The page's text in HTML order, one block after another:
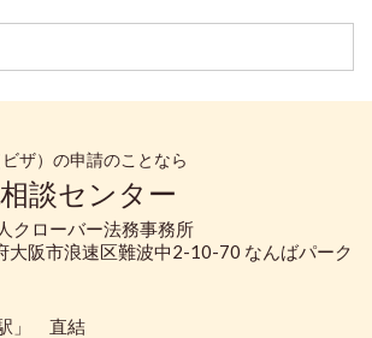
ザ）の申請のことなら
談センター
クローバー法務事務所
大阪市浪速区難波中2-10-70 なんばパーク
」 直結